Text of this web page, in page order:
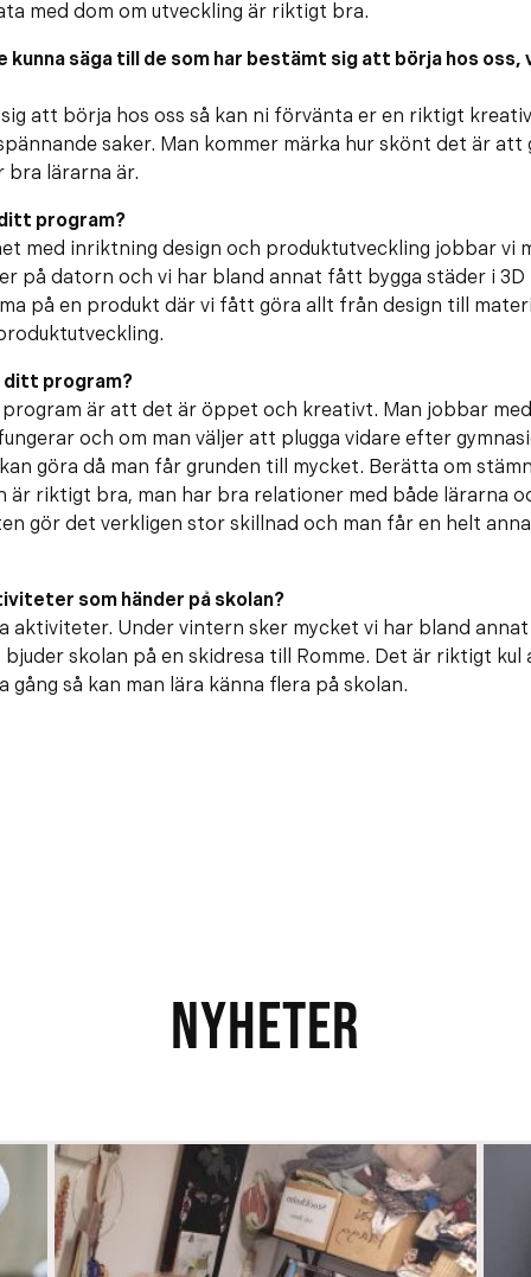
med dom om utveckling är riktigt bra.
kunna säga till de som har bestämt sig att börja hos oss,
att börja hos oss så kan ni förvänta er en riktigt
saker. Man kommer märka hur skönt det är att
bra lärarna är.
program?
med inriktning design och produktutveckling jobbar vi
på datorn och vi har bland annat fått bygga städer i
på en produkt där vi fått göra allt från design till
ditt program?
är att det är öppet och kreativt. Man jobbar
och om man väljer att plugga vidare efter
göra då man får grunden till mycket. Berätta om
är riktigt bra, man har bra relationer med både lärarna
gör det verkligen stor skillnad och man får en helt
som händer på skolan?
aktiviteter. Under vintern sker mycket vi har bland
bjuder skolan på en skidresa till Romme. Det är riktigt kul
gång så kan man lära känna flera på skolan.
NYHETER